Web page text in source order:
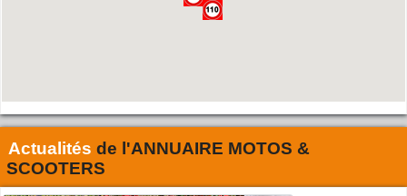
Actualités de l'ANNUAIRE MOTOS &
SCOOTERS